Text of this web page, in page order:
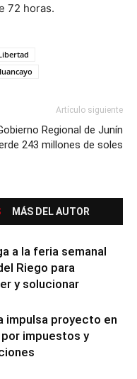
72 horas.
Artículo siguiente
Regional de Junín
243 millones de soles
MÁS DEL AUTOR
a la feria semanal
Riego para
y solucionar
impulsa proyecto en
impuestos y